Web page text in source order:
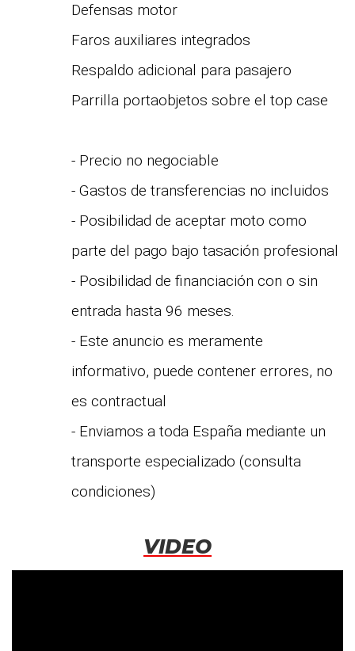
Defensas motor
Faros auxiliares integrados
Respaldo adicional para pasajero
Parrilla portaobjetos sobre el top case
- Precio no negociable
- Gastos de transferencias no incluidos
- Posibilidad de aceptar moto como
parte del pago bajo tasación profesional
- Posibilidad de financiación con o sin
entrada hasta 96 meses.
- Este anuncio es meramente
informativo, puede contener errores, no
es contractual
- Enviamos a toda España mediante un
transporte especializado (consulta
condiciones)
VIDEO